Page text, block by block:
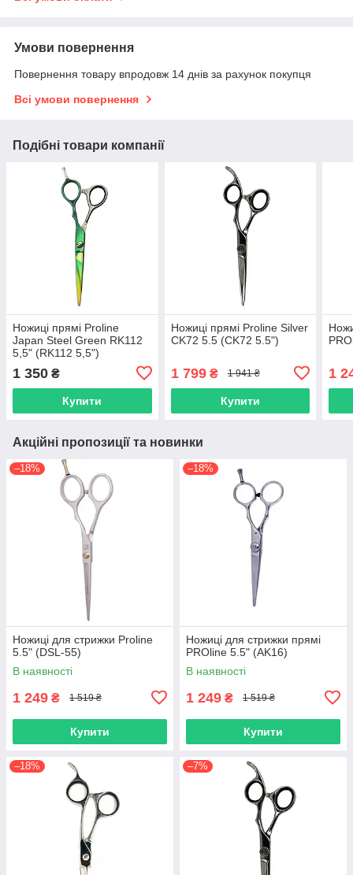
Умови повернення
Повернення товару впродовж 14 днів за рахунок покупця
Всі умови повернення
Подібні товари компанії
Ножиці прямі Proline
Japan Steel Green RK112
5,5" (RK112 5,5")
1 350 ₴
Купити
Ножиці прямі Proline Silver
CK72 5.5 (CK72 5.5")
1 799₴ 1 941 ₴
Купити
1
Акційні пропозиції та новинки
–18%
Ножиці для стрижки Proline
5.5" (DSL-55)
В наявності
1 249 ₴ 1 519 ₴
Купити
–18%
Ножиці для стрижки прямі
PROline 5.5" (AK16)
В наявності
1 249 ₴ 1 519 ₴
Купити
–18% –7%